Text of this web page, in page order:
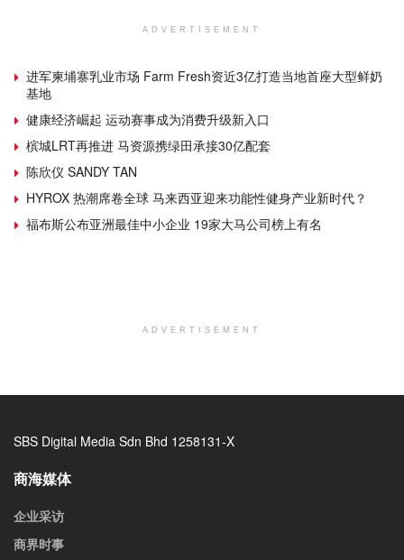
ADVERTISEMENT
进军柬埔寨乳业市场 Farm Fresh资近3亿打造当地首座大型鲜奶
基地
健康经济崛起 运动赛事成为消费升级新入口
槟城LRT再推进 马资源携绿田承接30亿配套
陈欣仪 SANDY TAN
HYROX 热潮席卷全球 马来西亚迎来功能性健身产业新时代？
福布斯公布亚洲最佳中小企业 19家大马公司榜上有名
ADVERTISEMENT
SBS Digital Media Sdn Bhd 1258131-X
商海媒体
企业采访
商界时事